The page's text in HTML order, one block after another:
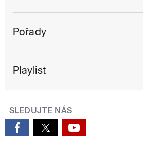
Pořady
Playlist
SLEDUJTE NÁS